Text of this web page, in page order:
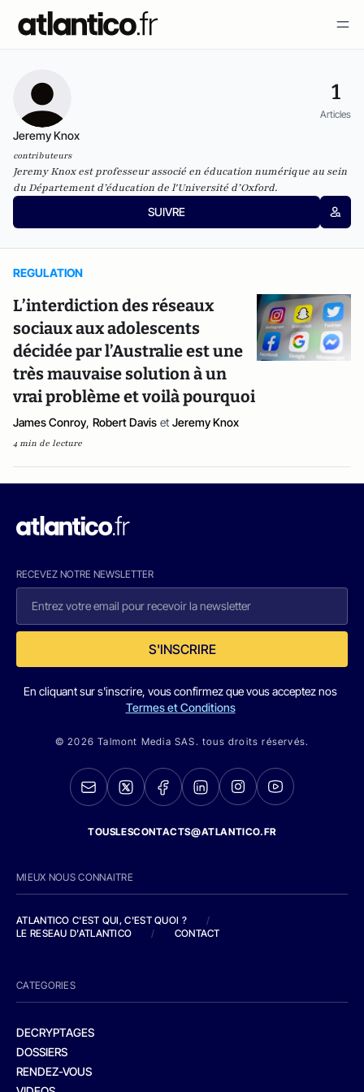
1
Articles
Jeremy Knox
contributeurs
Jeremy Knox est professeur associé en éducation numérique au sein
du Département d’éducation de l'Université d’Oxford.
SUIVRE
REGULATION
L’interdiction des réseaux
sociaux aux adolescents
décidée par l’Australie est une
très mauvaise solution à un
vrai problème et voilà pourquoi
James Conroy, Robert Davis et Jeremy Knox
4 min de lecture
RECEVEZ NOTRE NEWSLETTER
S'INSCRIRE
En cliquant sur s'inscrire, vous confirmez que vous acceptez nos
Termes et Conditions
© 2026 Talmont Media SAS. tous droits réservés.
TOUSLESCONTACTS@ATLANTICO.FR
MIEUX NOUS CONNAITRE
ATLANTICO C'EST QUI, C'EST QUOI ?
/
LE RESEAU D'ATLANTICO
/ CONTACT
CATEGORIES
DECRYPTAGES
DOSSIERS
RENDEZ-VOUS